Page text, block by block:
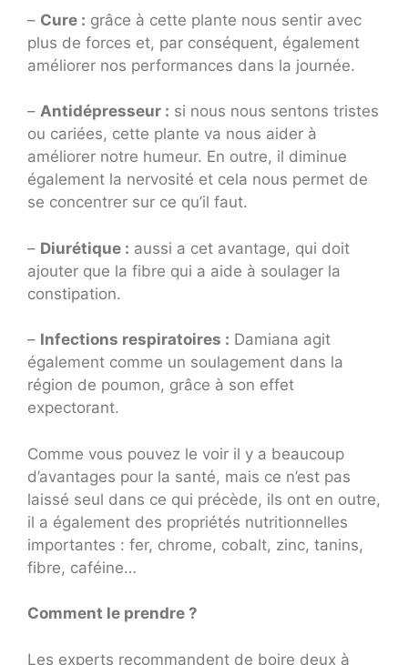
– Cure : grâce à cette plante nous sentir avec
plus de forces et, par conséquent, également
améliorer nos performances dans la journée.
– Antidépresseur : si nous nous sentons tristes
ou cariées, cette plante va nous aider à
améliorer notre humeur. En outre, il diminue
également la nervosité et cela nous permet de
se concentrer sur ce qu’il faut.
– Diurétique : aussi a cet avantage, qui doit
ajouter que la fibre qui a aide à soulager la
constipation.
– Infections respiratoires : Damiana agit
également comme un soulagement dans la
région de poumon, grâce à son effet
expectorant.
Comme vous pouvez le voir il y a beaucoup
d’avantages pour la santé, mais ce n’est pas
laissé seul dans ce qui précède, ils ont en outre,
il a également des propriétés nutritionnelles
importantes : fer, chrome, cobalt, zinc, tanins,
fibre, caféine…
Comment le prendre ?
Les experts recommandent de boire deux à